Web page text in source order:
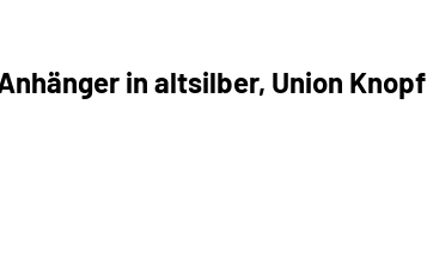
in altsilber, Union Knopf